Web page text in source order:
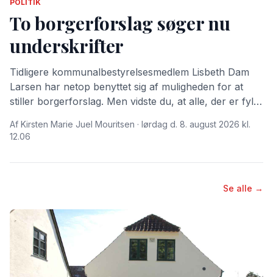
POLITIK
To borgerforslag søger nu
underskrifter
Tidligere kommunalbestyrelsesmedlem Lisbeth Dam
Larsen har netop benyttet sig af muligheden for at
stiller borgerforslag. Men vidste du, at alle, der er fyldt
borgerforslag?
Af Kirsten Marie Juel Mouritsen · lørdag d. 8. august 2026 kl.
12.06
Se alle →